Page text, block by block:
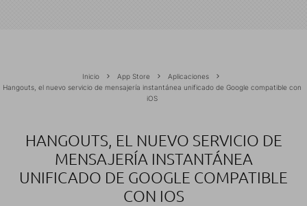
Inicio App Store
Aplicaciones
Hangouts, el nuevo servicio de mensajería instantánea unificado de Google compatible con
iOS
HANGOUTS, EL NUEVO SERVICIO DE
MENSAJERÍA INSTANTÁNEA
UNIFICADO DE GOOGLE COMPATIBLE
CON IOS